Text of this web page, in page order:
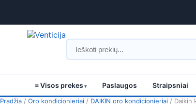
≡ Visos prekes Paslaugos Straipsniai
Pradžia / Oro kondicionieriai / DAIKIN oro kondicionieriai / Daikin